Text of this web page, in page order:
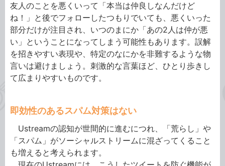
友人のことを悪くいって「本当は仲良しなんだけど
ね！」と後でフォローしたつもりでいても、悪くいった
部分だけが注目され、いつのまにか「あの2人は仲が悪
い」ということになってしまう可能性もあります。誤解
を招きやすい表現や、特定のなにかを非難するような物
言いは避けましょう。刺激的な言葉ほど、ひとり歩きし
て広まりやすいものです。
即効性のあるスパム対策はない
Ustreamの認知が世間的に進むにつれ、「荒らし」や
「スパム」がソーシャルストリームに混ざってくること
も増えると考えられます。